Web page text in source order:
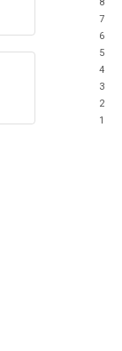
7
6
5
4
3
2
1